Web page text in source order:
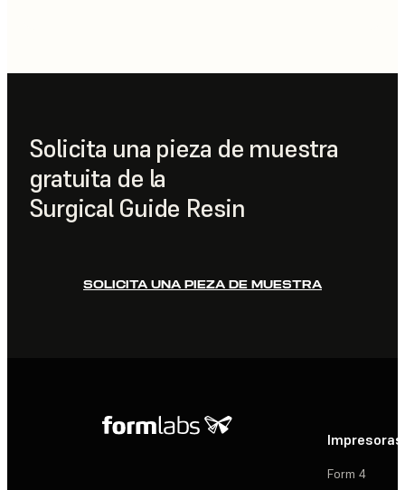
Solicita una pieza de muestra
gratuita de la
Surgical Guide Resin
SOLICITA UNA PIEZA DE MUESTRA
Impresoras
Form 4